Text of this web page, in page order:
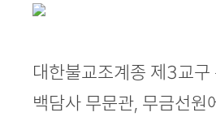
대한불교조계종 제3교
백담사 무문관, 무금선